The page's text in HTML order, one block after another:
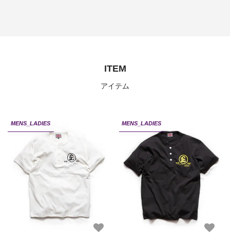
ITEM
アイテム
MENS_LADIES MENS_LADIES